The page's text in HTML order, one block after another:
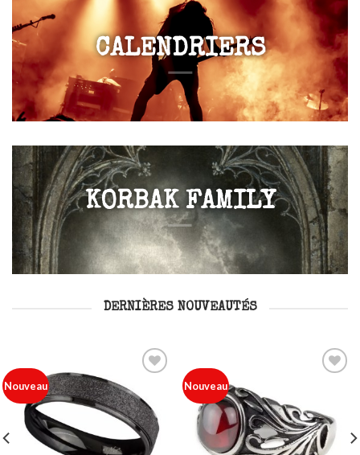
CALENDRIERS
KORBAK FAMILY
DERNIÈRES NOUVEAUTÉS
Nouveau
à ma
liste
Nouveau